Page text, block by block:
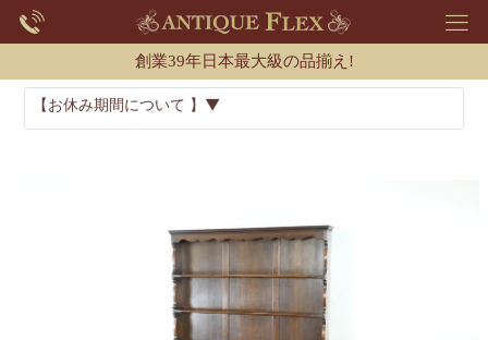
創業39年日本最大級の品揃え!
【お休み期間について 】▼